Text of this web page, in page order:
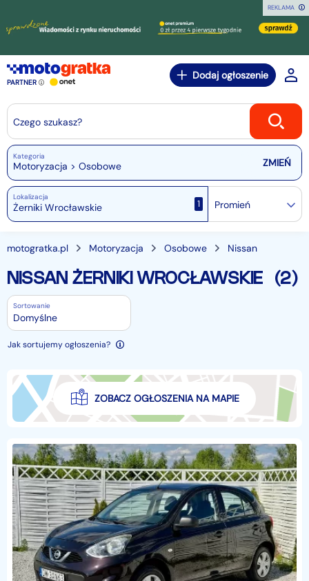
REKLAMA
PARTNER
Dodaj ogłoszenie
Czego szukasz?
Kategoria
Motoryzacja > Osobowe
Lokalizacja
1 Promień
motogratka.pl Motoryzacja Osobowe Nissan
NISSAN ŻERNIKI WROCŁAWSKIE (2)
Sortowanie
Domyślne
Jak sortujemy ogłoszenia?
ZOBACZ OGŁOSZENIA NA MAPIE